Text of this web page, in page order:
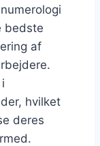
bedste
af
hvilket
deres